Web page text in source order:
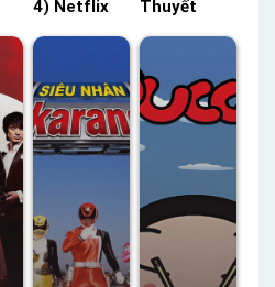
4) Netflix
– Status:
Lồng Tiếng
Thuyết
Status: HD
Thuyết
Minh